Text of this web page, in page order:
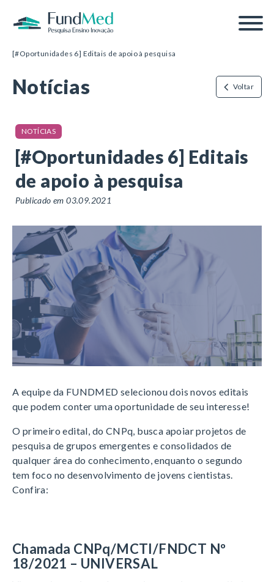
[#Oportunidades 6] Editais de apoio à pesquisa
Notícias Voltar
NOTÍCIAS
[#Oportunidades 6] Editais
de apoio à pesquisa
Publicado em 03.09.2021
A equipe da FUNDMED selecionou dois novos editais
que podem conter uma oportunidade de seu interesse!
O primeiro edital, do CNPq, busca apoiar projetos de
pesquisa de grupos emergentes e consolidados de
qualquer área do conhecimento, enquanto o segundo
tem foco no desenvolvimento de jovens cientistas.
Confira:
Chamada CNPq/MCTI/FNDCT Nº
18/2021 – UNIVERSAL